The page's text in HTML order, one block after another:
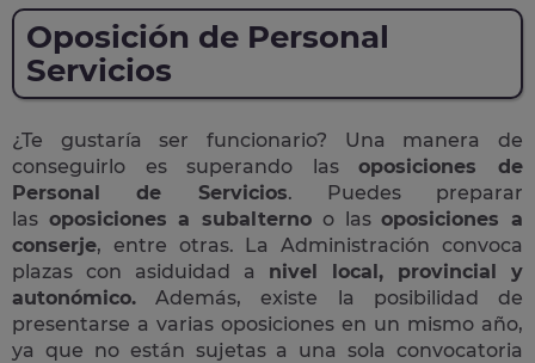
Oposición de Personal
Servicios
¿Te gustaría ser funcionario? Una manera de
conseguirlo es superando lasoposiciones de
Personal de Servicios. Puedes preparar
las oposiciones a subalterno o lasoposiciones a
conserje, entre otras. La Administración convoca
plazas con asiduidad a nivel local, provincial y
autonómico. Además, existe la posibilidad de
presentarse a varias oposiciones en un mismo año,
ya que no están sujetas a una sola convocatoria